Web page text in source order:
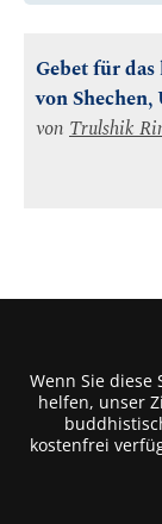
Gebet für
von
von Trulshik
Wenn Sie diese
helfen, unser
kostenfrei